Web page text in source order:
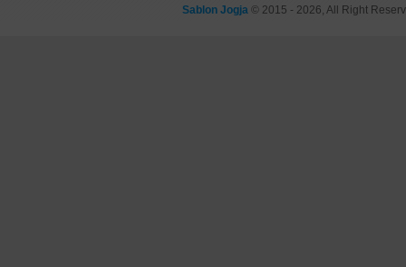
Sablon Jogja © 2015 - 2026, All Right